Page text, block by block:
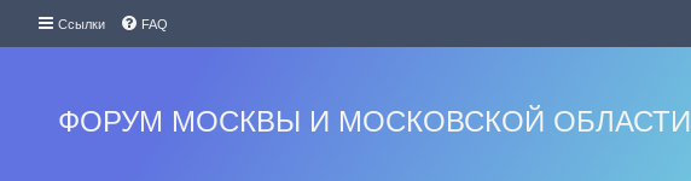
Ссылки FAQ
ФОРУМ МОСКВЫ И МОСКОВСКОЙ ОБЛАСТИ